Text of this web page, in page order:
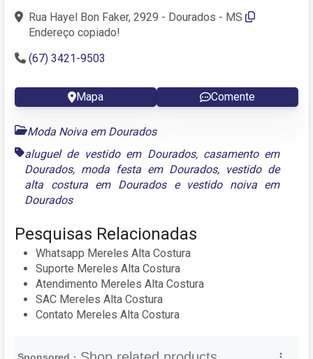
Rua Hayel Bon Faker, 2929 - Dourados - MS
Endereço copiado!
(67) 3421-9503
Mapa Comente
Moda Noiva em Dourados
aluguel de vestido em Dourados, casamento em
Dourados, moda festa em Dourados, vestido de
alta costura em Douradose vestido noiva em
Dourados
Pesquisas Relacionadas
Whatsapp Mereles Alta Costura
Suporte Mereles Alta Costura
Atendimento Mereles Alta Costura
SAC Mereles Alta Costura
Contato Mereles Alta Costura